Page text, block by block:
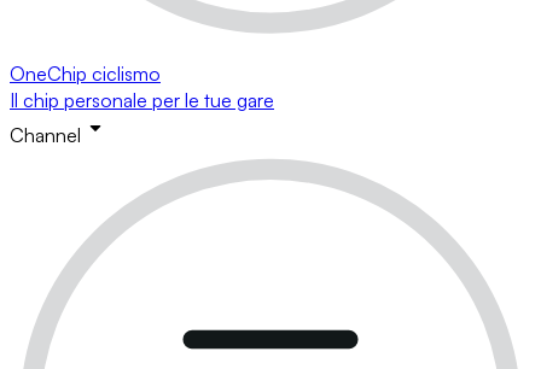
OneChip ciclismo
Il chip personale per le tue gare
Channel